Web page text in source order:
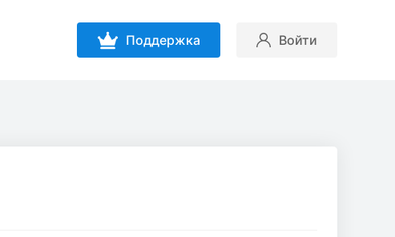
Поддержка Войти